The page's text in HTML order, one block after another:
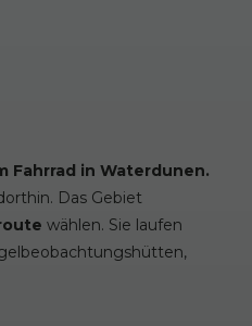
Fahrrad in Waterdunen.
Das Gebiet
wählen. Sie laufen